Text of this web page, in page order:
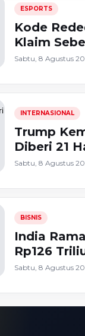
ESPORTS
Kode
Klaim
Sabtu, 8 Agustus
INTERNASIONAL
Trump
Diberi 21
Sabtu, 8 Agustus
BISNIS
India
Rp126
Sabtu, 8 Agustus